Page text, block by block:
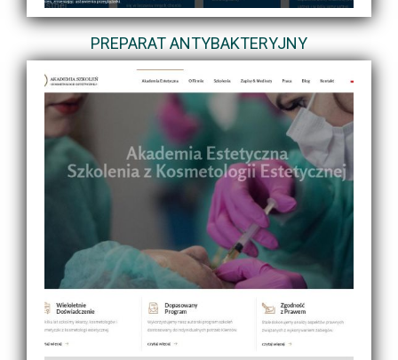
PREPARAT ANTYBAKTERYJNY